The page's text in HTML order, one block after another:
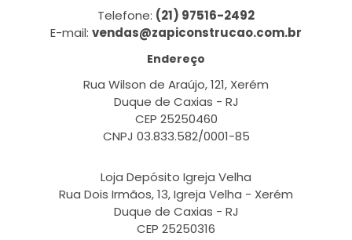
Telefone: (21) 97516-2492
E-mail: vendas@zapiconstrucao.com.br
Endereço
Rua Wilson de Araújo, 121, Xerém
Duque de Caxias - RJ
CEP 25250460
CNPJ 03.833.582/0001-85
Loja Depósito Igreja Velha
Rua Dois Irmãos, 13, Igreja Velha - Xerém
Duque de Caxias - RJ
CEP 25250316